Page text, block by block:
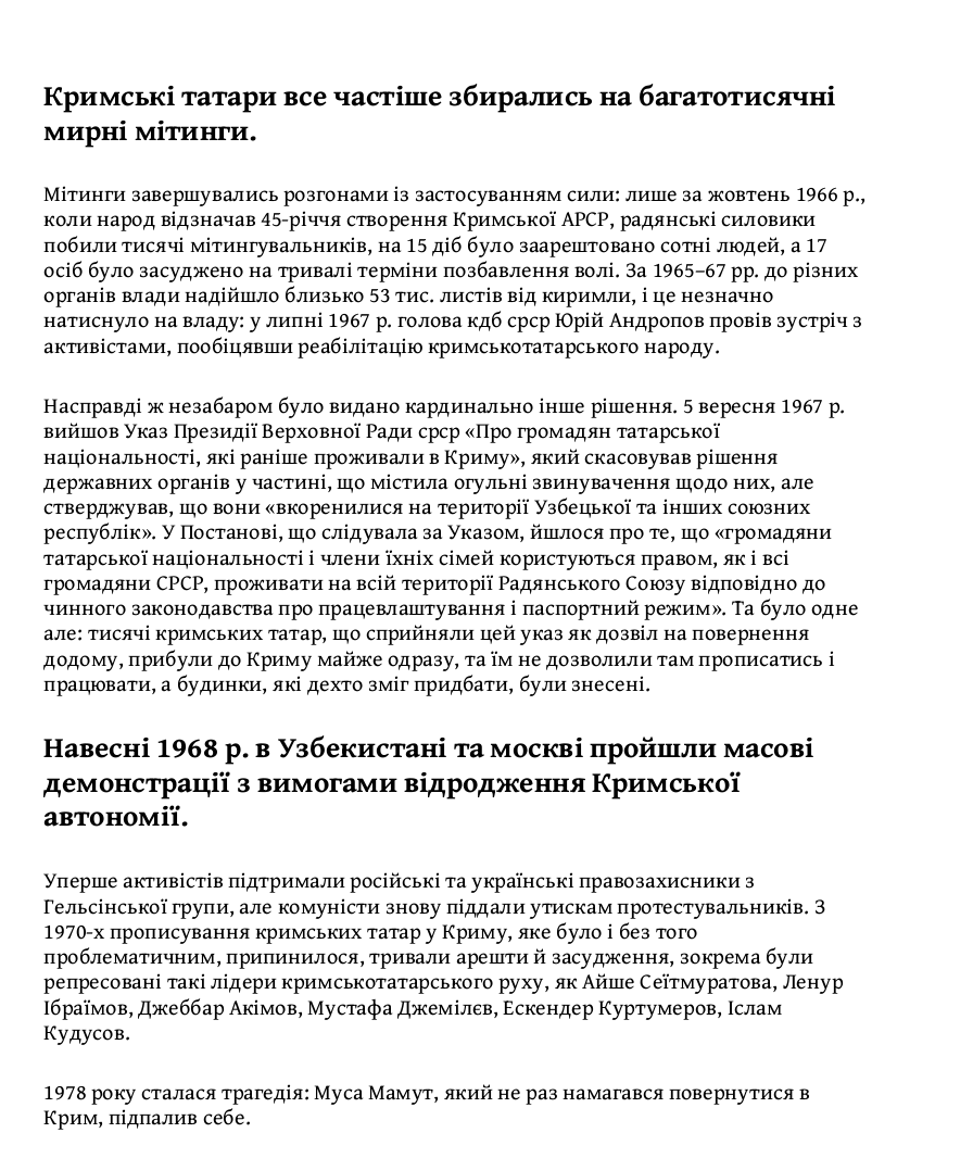
Кримські татари все частіше збирались на багатотисячні
мирні мітинги.
Мітинги завершувались розгонами із застосуванням сили: лише за жовтень 1966 р.,
коли народ відзначав 45-річчя створення Кримської АРСР, радянські силовики
побили тисячі мітингувальників, на 15 діб було заарештовано сотні людей, а 17
осіб було засуджено на тривалі терміни позбавлення волі. За 1965–67 рр. до різних
органів влади надійшло близько 53 тис. листів від киримли, і це незначно
натиснуло на владу: у липні 1967 р. голова кдб срср Юрій Андропов провів зустріч з
активістами, пообіцявши реабілітацію кримськотатарського народу.
Насправді ж незабаром було видано кардинально інше рішення. 5 вересня 1967 р.
вийшов Указ Президії Верховної Ради срср «Про громадян татарської
національності, які раніше проживали в Криму», який скасовував рішення
державних органів у частині, що містила огульні звинувачення щодо них, але
стверджував, що вони «вкоренилися на території Узбецької та інших союзних
республік». У Постанові, що слідувала за Указом, йшлося про те, що «громадяни
татарської національності і члени їхніх сімей користуються правом, як і всі
громадяни СРСР, проживати на всій території Радянського Союзу відповідно до
чинного законодавства про працевлаштування і паспортний режим». Та було одне
але: тисячі кримських татар, що сприйняли цей указ як дозвіл на повернення
додому, прибули до Криму майже одразу, та їм не дозволили там прописатись і
працювати, а будинки, які дехто зміг придбати, були знесені.
Навесні 1968 р. в Узбекистані та москві пройшли масові
демонстрації з вимогами відродження Кримської
автономії.
Уперше активістів підтримали російські та українські правозахисники з
Гельсінської групи, але комуністи знову піддали утискам протестувальників. З
1970-х прописування кримських татар у Криму, яке було і без того
проблематичним, припинилося, тривали арешти й засудження, зокрема були
репресовані такі лідери кримськотатарського руху, як Айше Сеїтмуратова, Ленур
Ібраїмов, Джеббар Акімов, Мустафа Джемілєв, Ескендер Куртумеров, Іслам
Кудусов.
1978 року сталася трагедія: Муса Мамут, який не раз намагався повернутися в
Крим, підпалив себе.